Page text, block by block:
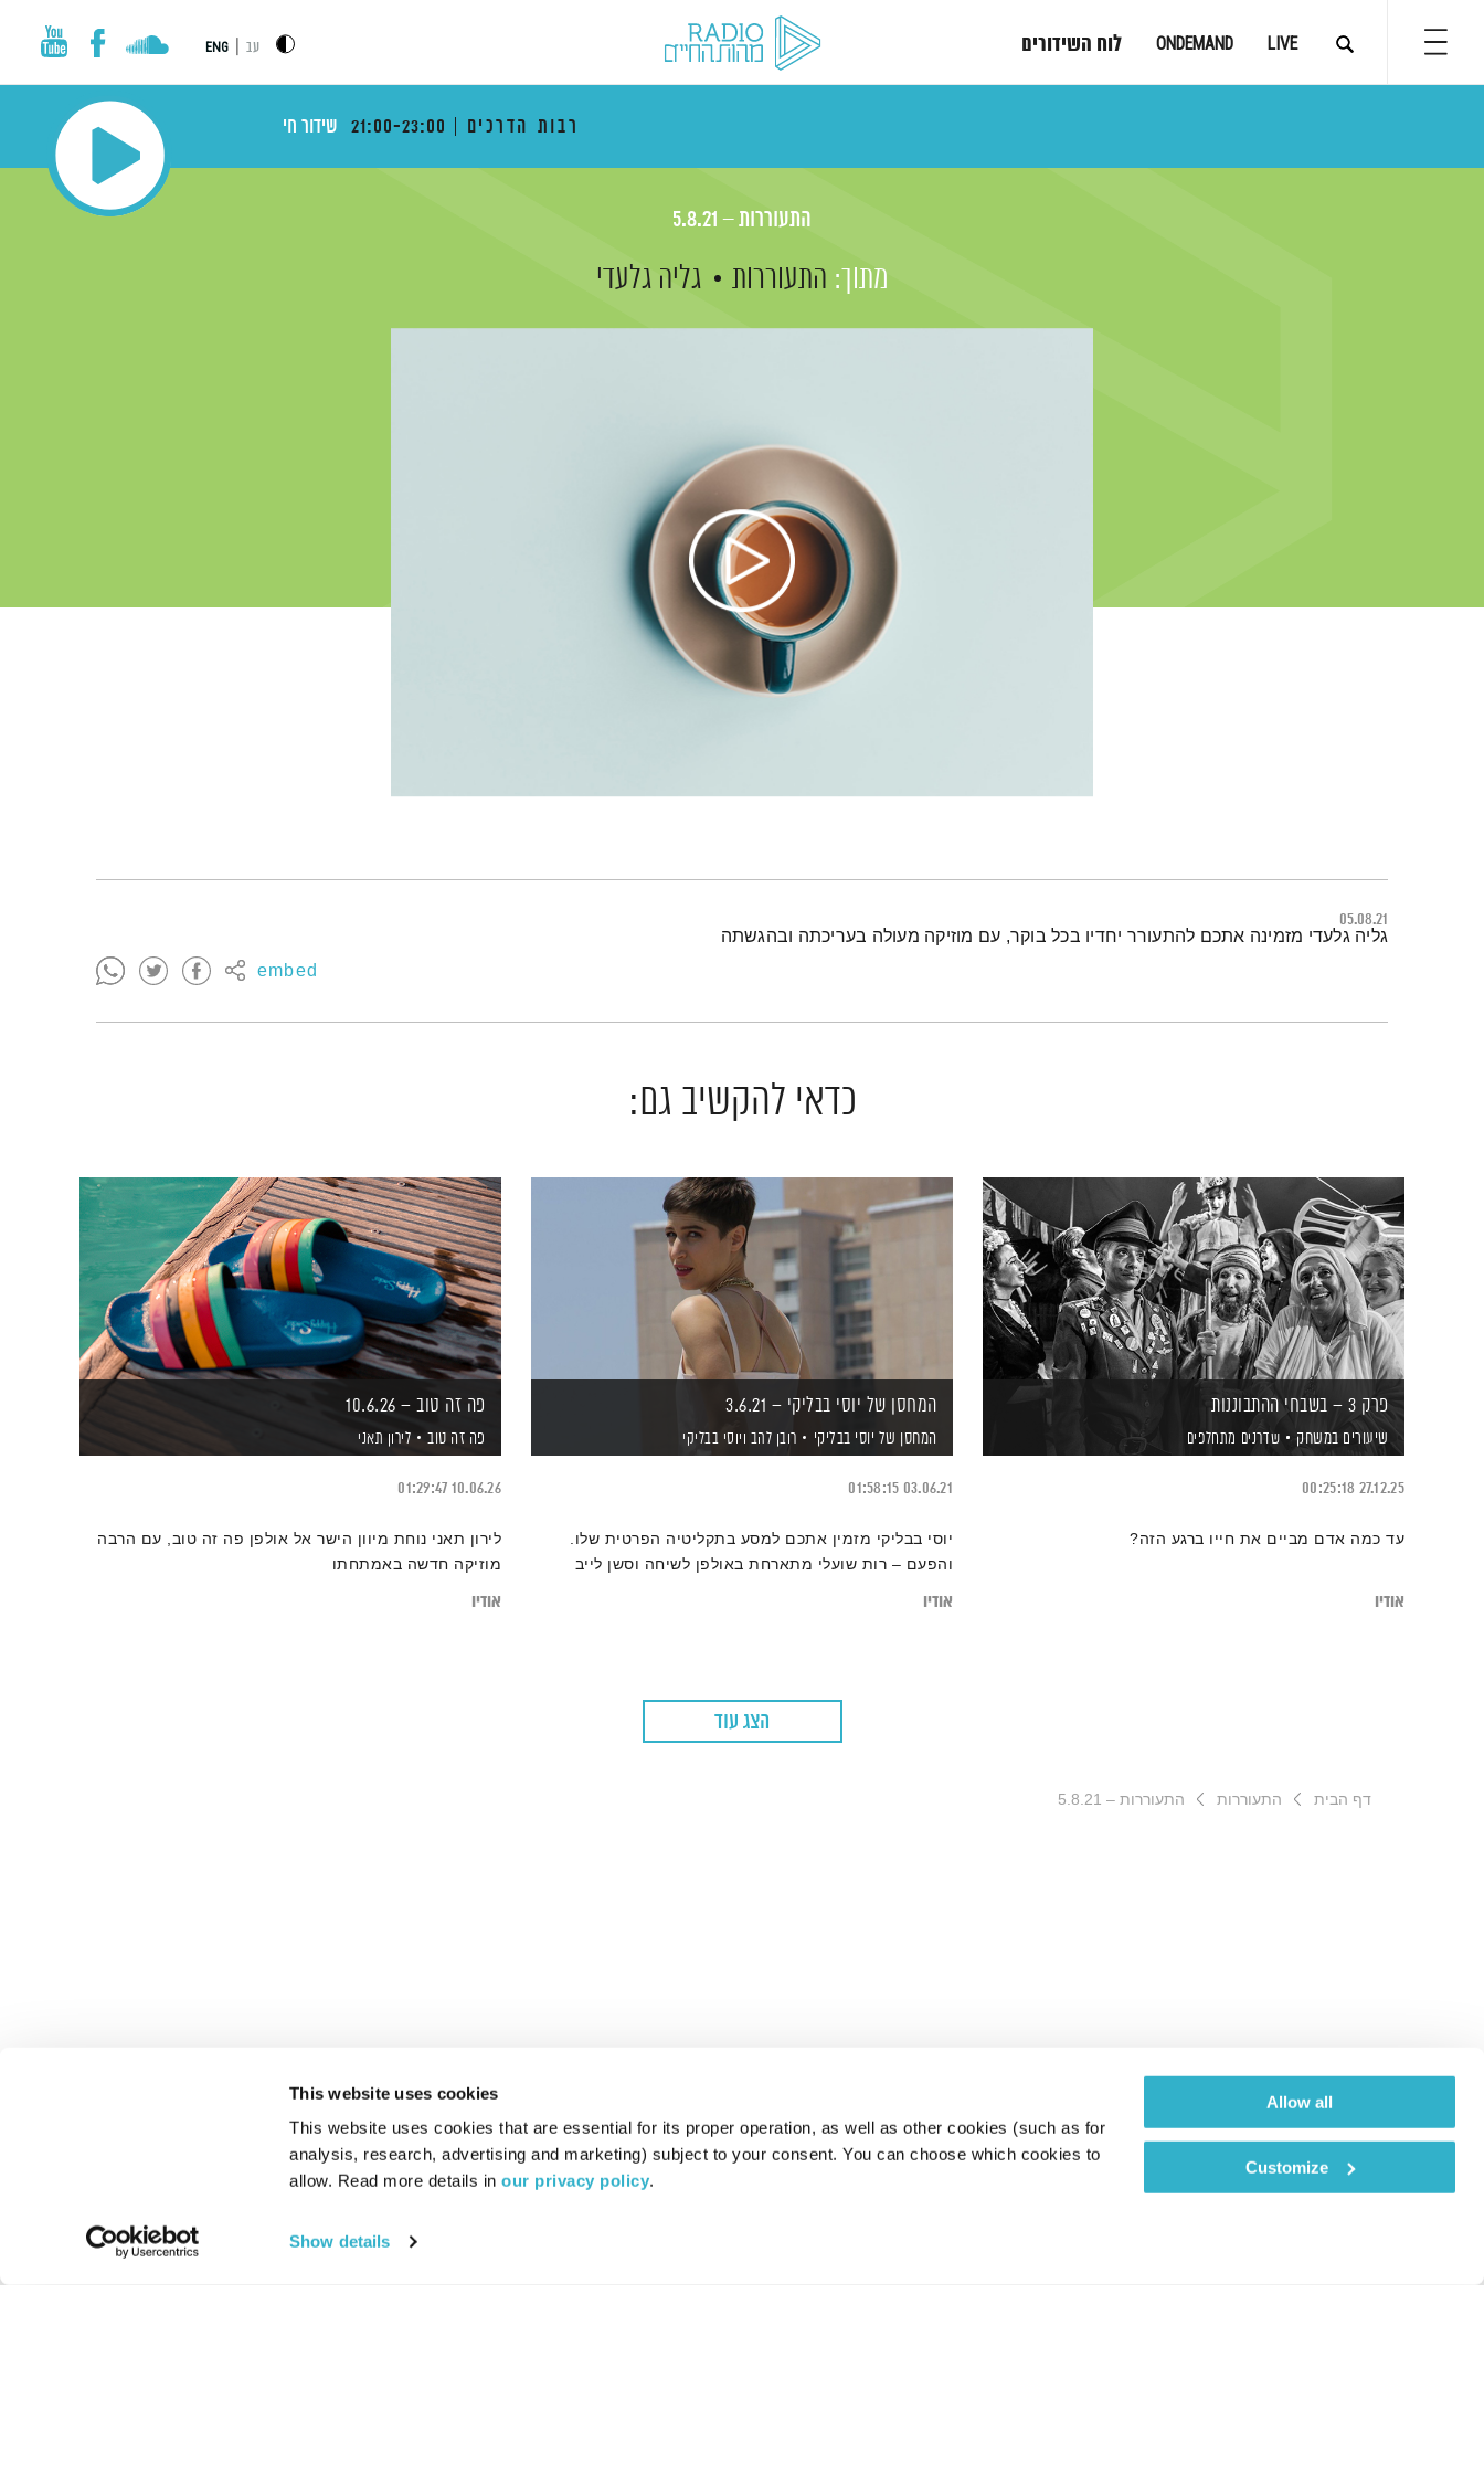
This website uses cookies
This website uses cookies that are essential for its proper operation, as well as other cookies (such as for
analysis, research, advertising and marketing) subject to your consent. You can choose which cookies to
allow. Read more details in our privacy policy.
Show details
Allow all
Customize
LIVE
ONDEMAND לוח השידורים עב ENG
רבות הדרכים 21:00-23:00 שידור חי
התעוררות – 5.8.21
מתוך: התעוררות גליה גלעדי
05.08.21
embed
תמצית הפודקאסט
גליה גלעדי מזמינה אתכם להתעורר יחדיו בכל בוקר, עם מוזיקה מעולה בעריכתה ובהגשתה
כדאי להקשיב גם:
פרק 3 – בשבחי ההתבוננות
שיעורים במשחק שדרנים מתחלפים
27.12.25
00:25:18
עד כמה אדם מביים את חייו ברגע הזה?
אודיו
המחסן של יוסי בבליקי – 3.6.21
המחסן של יוסי בבליקי רובן להב ויוסי בבליקי
03.06.21
01:58:15
יוסי בבליקי מזמין אתכם למסע בתקליטיה הפרטית שלו.
והפעם – רות שועלי מתארחת באולפן לשיחה וסשן לייב
אודיו
פה זה טוב – 10.6.26
פה זה טוב לירון תאני
10.06.26
01:29:47
לירון תאני נוחת מיוון הישר אל אולפן פה זה טוב, עם הרבה
מוזיקה חדשה באמתחתו
אודיו
הצג עוד
דף הבית התעוררות התעוררות – 5.8.21